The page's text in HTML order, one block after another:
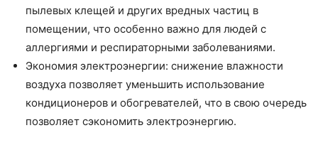
пылевых клещей и других вредных частиц в
помещении, что особенно важно для людей с
аллергиями и респираторными заболеваниями.
Экономия электроэнергии: снижение влажности
воздуха позволяет уменьшить использование
кондиционеров и обогревателей, что в свою очередь
позволяет сэкономить электроэнергию.